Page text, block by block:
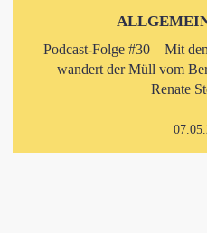
Podcast-Folge #30 – Mit
wandert der Müll vom
Renate